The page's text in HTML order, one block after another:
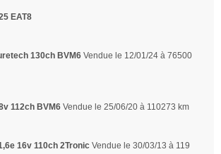
EAT8
130ch BVM6 Vendue le 12/01/24 à 76500
112ch BVM6 Vendue le 25/06/20 à 110273 km
16v 110ch 2Tronic Vendue le 30/03/13 à 119